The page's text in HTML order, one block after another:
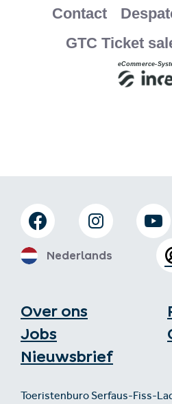
Over ons
Jobs
Nieuwsbrief
Toeristenburo Serfaus-Fiss-
Nederlands